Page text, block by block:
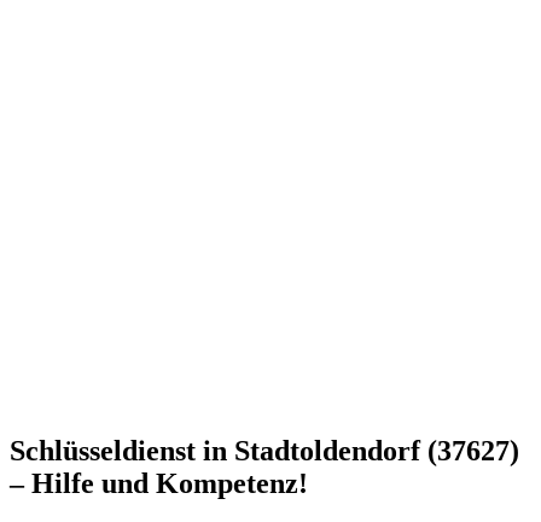
Schlüsseldienst in Stadtoldendorf (37627)
– Hilfe und Kompetenz!